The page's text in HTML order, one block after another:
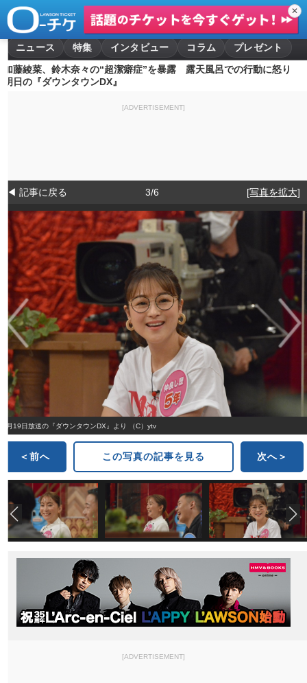
✕
ニュース 特集 インタビュー コラム
プレゼント
加藤綾菜、鈴木奈々の“超潔癖症”を暴露 露天風呂での行動に怒り
明日の『ダウンタウンDX』
[ADVERTISEMENT]
◀ 記事に戻る 3/6 [写真を拡大]
5月19日放送の『ダウンタウンDX』より （C）ytv
＜前へ この写真の記事を見る 次へ＞
[ADVERTISEMENT]